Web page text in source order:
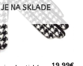
NA SKLADE